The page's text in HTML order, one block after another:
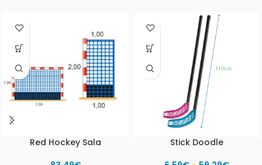
Red Hockey Sala
Stick Doodle